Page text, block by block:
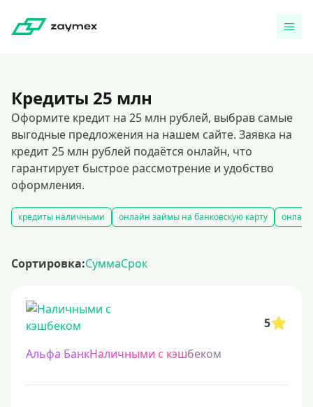
Кредиты 25 млн
Оформите кредит на 25 млн рублей, выбрав самые
выгодные предложения на нашем сайте. Заявка на
кредит 25 млн рублей подаётся онлайн, что
гарантирует быстрое рассмотрение и удобство
оформления.
кредиты наличными онлайн займы на банковскую карту
Сортировка:СуммаСрок
5
Альфа БанкНаличными с кэшбеком